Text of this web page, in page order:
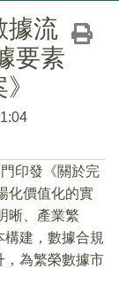
據流
要素
印發《關於完
化價值化的實
晰、產業繁
建，數據合規
，為繁榮數據市